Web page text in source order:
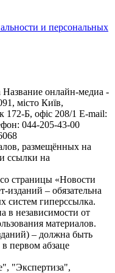
и персональных
онлайн-медиа -
місто Київ,
Б, офіс 208/1 E-mail:
044-205-43-00
размещённых на
ссылки на
страницы «Новости
– обязательна
систем гиперссылка.
в независимости от
материалов.
– должна быть
первом абзаце
"Экспертиза",